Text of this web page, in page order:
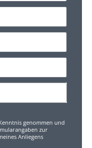
genommen und
zur
Anliegens